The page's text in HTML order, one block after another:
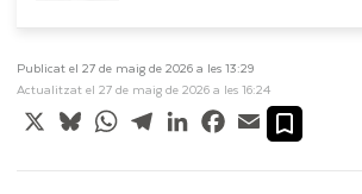
Publicat el 27 de maig de 2026 a les 13:29
Actualitzat el 27 de maig de 2026 a les 16:24
X BlueskyWhatsApp
TelegramLinkedInFacebook
Email